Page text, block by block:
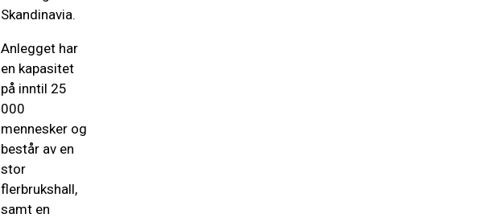
Skandinavia.
Anlegget har
en kapasitet
på inntil 25
000
mennesker og
består av en
stor
flerbrukshall,
samt en